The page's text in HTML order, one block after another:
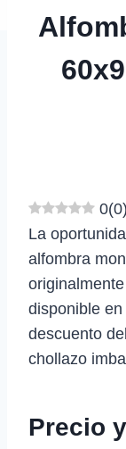
0(0)
La
alfombra
disponible
descuento del
chollazo
Precio